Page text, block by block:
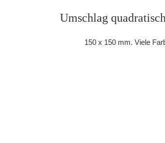
Umschlag
150 x 150 mm. Viele